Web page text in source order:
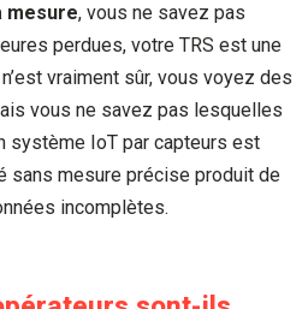
mesure, vous ne savez pas
perdues, votre TRS est une
vraiment sûr, vous voyez des
vous ne savez pas lesquelles
système IoT par capteurs est
sans mesure précise produit de
incomplètes.